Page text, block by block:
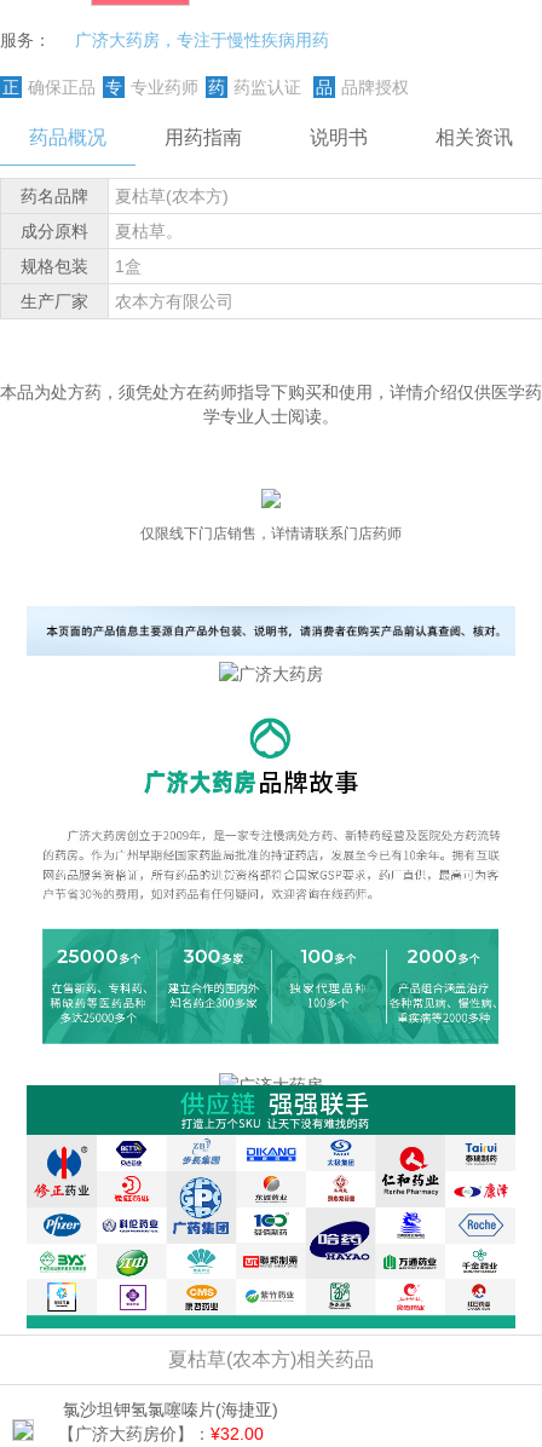
服务： 广济大药房，专注于慢性疾病用药
正 确保正品 专 专业药师 药 药监认证 品 品牌授权
药品概况 用药指南 说明书 相关资讯
药名品牌
夏枯草(农本方)
成分原料
夏枯草。
规格包装
1盒
生产厂家
农本方有限公司
本品为处方药，须凭处方在药师指导下购买和使用，详情介绍仅供医学药
学专业人士阅读。
仅限线下门店销售，详情请联系门店药师
夏枯草(农本方)相关药品
氯沙坦钾氢氯噻嗪片(海捷亚)
【广济大药房价】： ¥32.00